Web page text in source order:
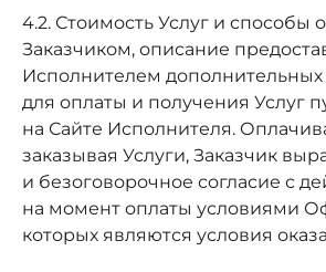
4.2. Стоимость Услуг и способы
Заказчиком, описание
Исполнителем
для оплаты и получения Услуг
на Сайте Исполнителя.
заказывая Услуги, Заказчик
и безоговорочное согласие с
на момент оплаты условиями
которых являются условия